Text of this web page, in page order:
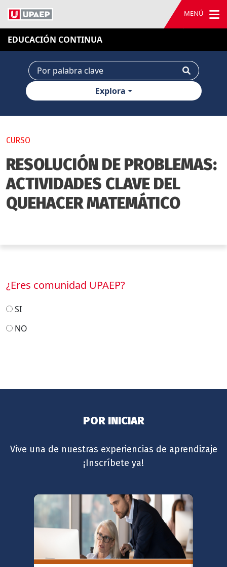
MENÚ
EDUCACIÓN CONTINUA
Explora
CURSO
RESOLUCIÓN DE PROBLEMAS:
ACTIVIDADES CLAVE DEL
QUEHACER MATEMÁTICO
¿Eres comunidad UPAEP?
SI
NO
POR INICIAR
Vive una de nuestras experiencias de aprendizaje
¡Inscríbete ya!